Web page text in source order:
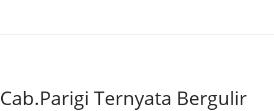
Ternyata Bergulir